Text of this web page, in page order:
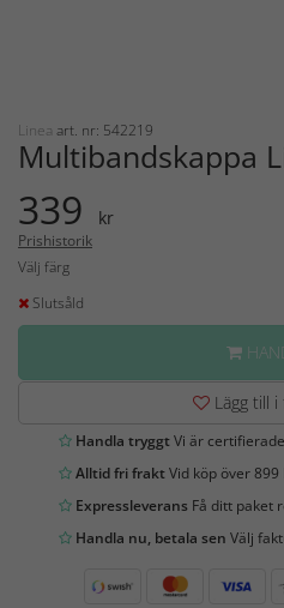
Linea art. nr: 542219
Multibandskappa
339 kr
Prishistorik
Välj färg
Slutsåld
Lägg till
Handla tryggtVi är
Alltid fri fraktVid köp över 899
Expressleverans Få ditt paket
Handla nu, betala sen Välj